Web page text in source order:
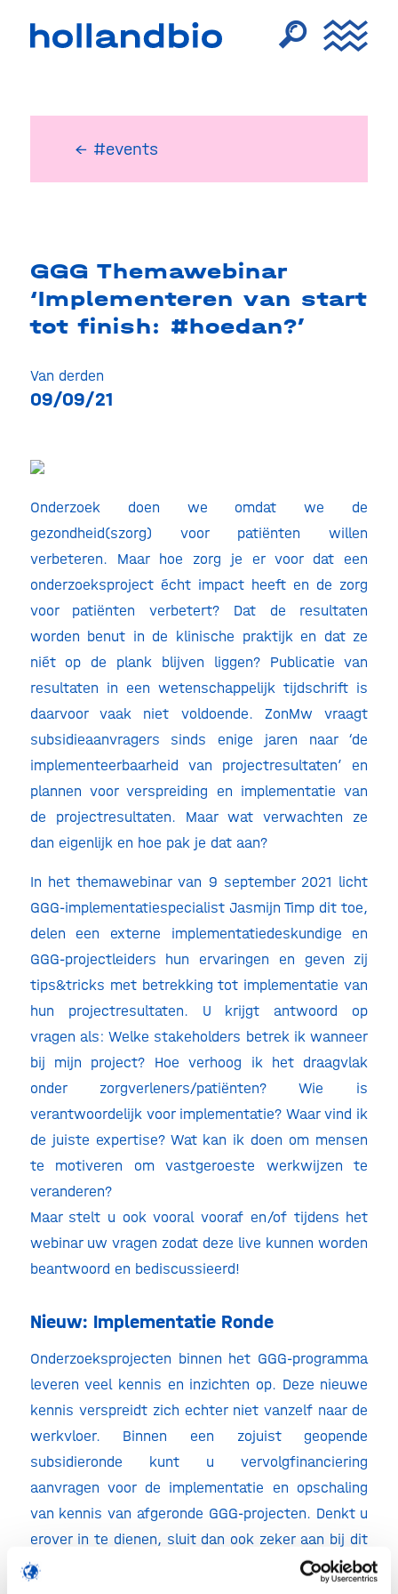
← #events
GGG Themawebinar
‘Implementeren van start
tot finish: #hoedan?’
Van derden
09/09/21
Onderzoek doen we omdat we de
gezondheid(szorg) voor patiënten willen
verbeteren. Maar hoe zorg je er voor dat een
onderzoeksproject écht impact heeft en de zorg
voor patiënten verbetert? Dat de resultaten
worden benut in de klinische praktijk en dat ze
niét op de plank blijven liggen? Publicatie van
resultaten in een wetenschappelijk tijdschrift is
daarvoor vaak niet voldoende. ZonMw vraagt
subsidieaanvragers sinds enige jaren naar ‘de
implementeerbaarheid van projectresultaten’ en
plannen voor verspreiding en implementatie van
de projectresultaten. Maar wat verwachten ze
dan eigenlijk en hoe pak je dat aan?
In het themawebinar van 9 september 2021 licht
GGG-implementatiespecialist Jasmijn Timp dit toe,
delen een externe implementatiedeskundige en
GGG-projectleiders hun ervaringen en geven zij
tips&tricks met betrekking tot implementatie van
hun projectresultaten. U krijgt antwoord op
vragen als: Welke stakeholders betrek ik wanneer
bij mijn project? Hoe verhoog ik het draagvlak
onder zorgverleners/patiënten? Wie is
verantwoordelijk voor implementatie? Waar vind ik
de juiste expertise? Wat kan ik doen om mensen
te motiveren om vastgeroeste werkwijzen te
veranderen?
Maar stelt u ook vooral vooraf en/of tijdens het
webinar uw vragen zodat deze live kunnen worden
beantwoord en bediscussieerd!
Nieuw: Implementatie Ronde
Onderzoeksprojecten binnen het GGG-programma
leveren veel kennis en inzichten op. Deze nieuwe
kennis verspreidt zich echter niet vanzelf naar de
werkvloer. Binnen een zojuist geopende
subsidieronde kunt u vervolgfinanciering
aanvragen voor de implementatie en opschaling
van kennis van afgeronde GGG-projecten. Denkt u
erover in te dienen, sluit dan ook zeker aan bij dit
themawebinar ‘Implementatie van start tot finish